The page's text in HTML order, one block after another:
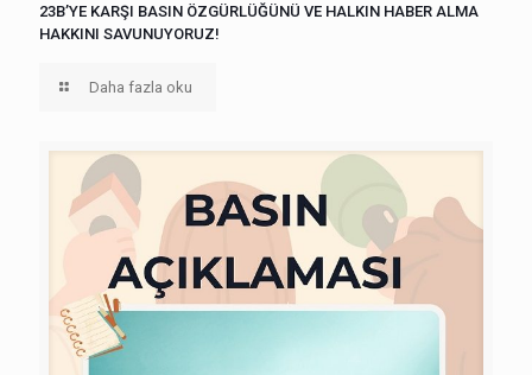
23B’YE KARŞI BASIN ÖZGÜRLÜĞÜNÜ VE HALKIN HABER ALMA
HAKKINI SAVUNUYORUZ!
Daha fazla oku